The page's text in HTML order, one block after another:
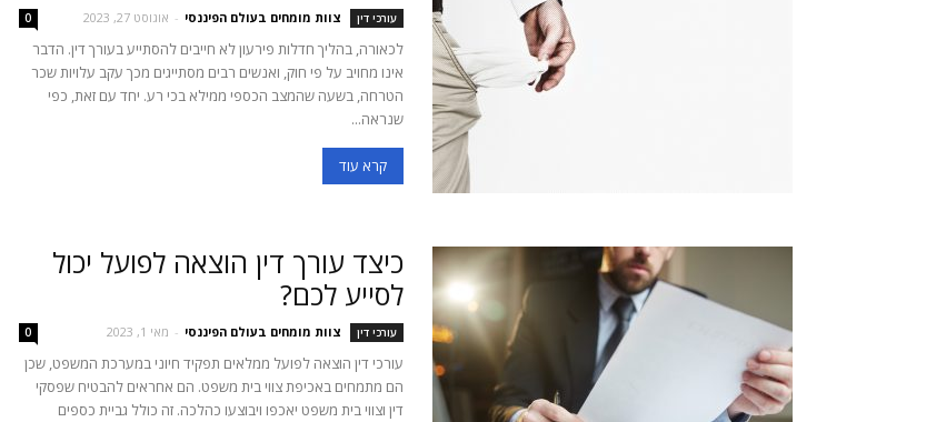
עורכי דין צוות מומחים בעולם הפיננסי - אוגוסט 27, 2023 0
לכאורה, בהליך חדלות פירעון לא חייבים להסתייע בעורך דין. הדבר
אינו מחויב על פי חוק, ואנשים רבים מסתייגים מכך עקב עלויות שכר
הטרחה, בשעה שהמצב הכספי ממילא בכי רע. יחד עם זאת, כפי
שנראה...
קרא עוד
כיצד עורך דין הוצאה לפועל יכול
לסייע לכם?
עורכי דין צוות מומחים בעולם הפיננסי - מאי 1, 2023 0
עורכי דין הוצאה לפועל ממלאים תפקיד חיוני במערכת המשפט, שכן
הם מתמחים באכיפת צווי בית משפט. הם אחראים להבטיח שפסקי
דין וצווי בית משפט יאכפו ויבוצעו כהלכה. זה כולל גביית כספים